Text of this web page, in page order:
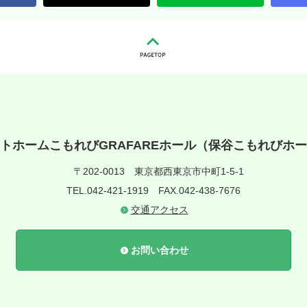
ホームこもれびGRAFAREホール（保谷こもれびホ
〒202-0013 東京都西東京市中町1-5-1
TEL.042-421-1919 FAX.042-438-7676
交通アクセス
お問い合わせ